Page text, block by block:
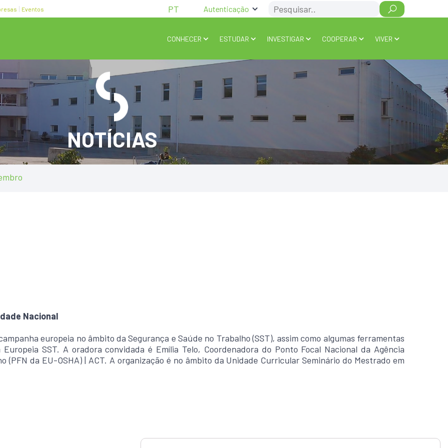
Eventos PT Autenticação Search
CONHECER ESTUDAR INVESTIGAR COOPERAR VIVER
NOTÍCIAS
Nacional
europeia no âmbito da Segurança e Saúde no Trabalho (SST), assim como algumas ferramentas
SST. A oradora convidada é Emília Telo, Coordenadora do Ponto Focal Nacional da Agência
(PFN da EU-OSHA) | ACT. A organização é no âmbito da Unidade Curricular Seminário do Mestrado em